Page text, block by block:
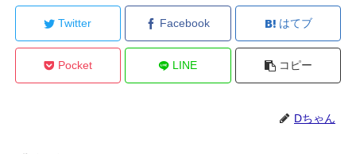
Twitter Facebook はてブ
Pocket LINE コピー
Dちゃん